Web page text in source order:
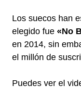
Los suecos han
elegido fue «No
en 2014, sin
el millón de
Puedes ver el